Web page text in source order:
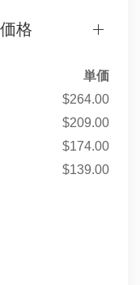
格
単価
$264.00
$209.00
$174.00
$139.00